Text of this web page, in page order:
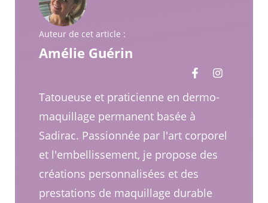
Auteur de cet article :
Amélie Guérin
Tatoueuse et praticienne en dermo-
maquillage permanent basée à
Sadirac. Passionnée par l'art corporel
et l'embellissement, je propose des
créations personnalisées et des
prestations de maquillage durable